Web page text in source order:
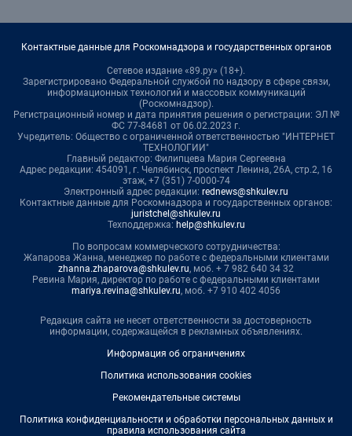
Контактные данные для Роскомнадзора и государственных органов
Сетевое издание «89.ру» (18+).
Зарегистрировано Федеральной службой по надзору в сфере связи,
информационных технологий и массовых коммуникаций
(Роскомнадзор).
Регистрационный номер и дата принятия решения о регистрации: ЭЛ №
ФС 77-84681 от 06.02.2023 г.
Учредитель: Общество с ограниченной ответственностью "ИНТЕРНЕТ
ТЕХНОЛОГИИ"
Главный редактор: Филипцева Мария Сергеевна
Адрес редакции: 454091, г. Челябинск, проспект Ленина, 26А, стр.2, 16
этаж, +7 (351) 7-0000-74
Электронный адрес редакции: rednews@shkulev.ru
Контактные данные для Роскомнадзора и государственных органов:
juristchel@shkulev.ru
Техподдержка: help@shkulev.ru
По вопросам коммерческого сотрудничества:
Жапарова Жанна, менеджер по работе с федеральными клиентами
zhanna.zhaparova@shkulev.ru, моб. + 7 982 640 34 32
Ревина Мария, директор по работе с федеральными клиентами
mariya.revina@shkulev.ru, моб. +7 910 402 4056
Редакция сайта не несет ответственности за достоверность
информации, содержащейся в рекламных объявлениях.
Информация об ограничениях
Политика использования cookies
Рекомендательные системы
Политика конфиденциальности и обработки персональных данных и
правила использования сайта